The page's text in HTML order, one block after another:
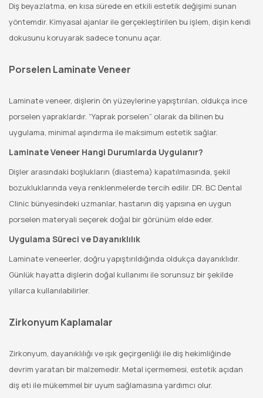
Diş beyazlatma, en kısa sürede en etkili estetik değişimi sunan
yöntemdir. Kimyasal ajanlar ile gerçekleştirilen bu işlem, dişin kendi
dokusunu koruyarak sadece tonunu açar.
Porselen Laminate Veneer
Laminate veneer, dişlerin ön yüzeylerine yapıştırılan, oldukça ince
porselen yapraklardır. “Yaprak porselen” olarak da bilinen bu
uygulama, minimal aşındırma ile maksimum estetik sağlar.
Laminate Veneer Hangi Durumlarda Uygulanır?
Dişler arasındaki boşlukların (diastema) kapatılmasında, şekil
bozukluklarında veya renklenmelerde tercih edilir. DR. BC Dental
Clinic bünyesindeki uzmanlar, hastanın diş yapısına en uygun
porselen materyali seçerek doğal bir görünüm elde eder.
Uygulama Süreci ve Dayanıklılık
Laminate veneerler, doğru yapıştırıldığında oldukça dayanıklıdır.
Günlük hayatta dişlerin doğal kullanımı ile sorunsuz bir şekilde
yıllarca kullanılabilirler.
Zirkonyum Kaplamalar
Zirkonyum, dayanıklılığı ve ışık geçirgenliği ile diş hekimliğinde
devrim yaratan bir malzemedir. Metal içermemesi, estetik açıdan
diş eti ile mükemmel bir uyum sağlamasına yardımcı olur.